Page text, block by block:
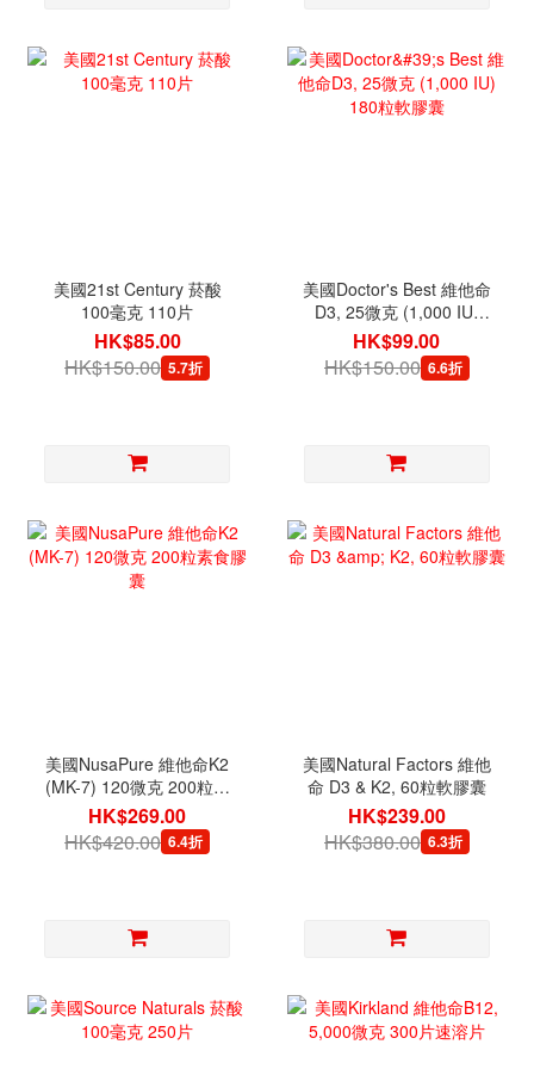
美國21st Century 菸酸
100毫克 110片
HK$85.00
HK$150.00 5.7折
美國Doctor's Best 維他命
D3, 25微克 (1,000 IU)
180粒軟膠囊
HK$99.00
HK$150.00 6.6折
美國NusaPure 維他命K2
(MK-7) 120微克 200粒素
食膠囊
HK$269.00
HK$420.00 6.4折
美國Natural Factors 維他
命 D3 & K2, 60粒軟膠囊
HK$239.00
HK$380.00 6.3折